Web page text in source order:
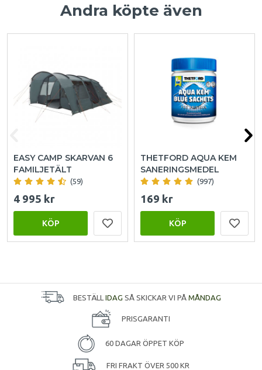
Andra köpte även
EASY CAMP SKARVAN 6
FAMILJETÄLT
(59)
4 995 kr
KÖP
THETFORD AQUA KEM
SANERINGSMEDEL
(997)
169 kr
KÖP
BESTÄLL IDAG SÅ SKICKAR VI PÅ MÅNDAG
PRISGARANTI
60 DAGAR ÖPPET KÖP
FRI FRAKT ÖVER 500 KR